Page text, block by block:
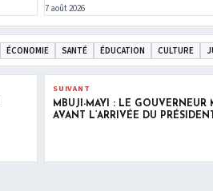
7 août 2026
ÉCONOMIE SANTÉ ÉDUCATION CULTURE
SUIVANT
MBUJI-MAYI : LE GOUVERNEUR
AVANT L’ARRIVÉE DU